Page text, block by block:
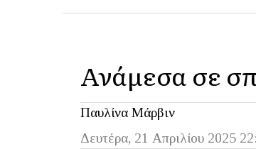
Ανάμεσα σε
Παυλίνα Μάρβιν
Δευτέρα, 21 Απριλίου 2025